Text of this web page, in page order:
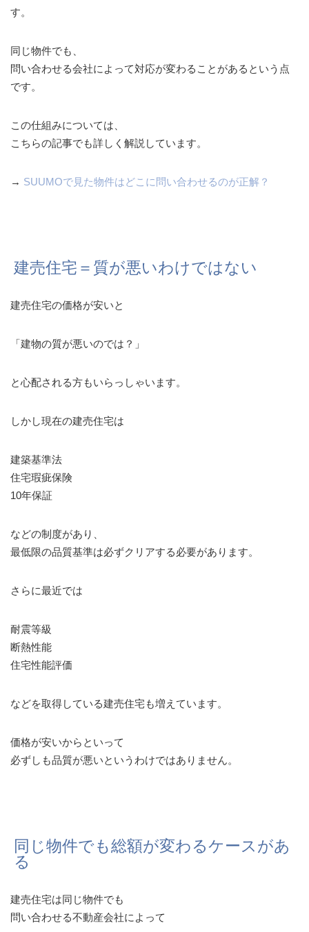
す。
同じ物件でも、
問い合わせる会社によって対応が変わることがあるという点
です。
この仕組みについては、
こちらの記事でも詳しく解説しています。
→ SUUMOで見た物件はどこに問い合わせるのが正解？
建売住宅＝質が悪いわけではない
建売住宅の価格が安いと
「建物の質が悪いのでは？」
と心配される方もいらっしゃいます。
しかし現在の建売住宅は
建築基準法
住宅瑕疵保険
10年保証
などの制度があり、
最低限の品質基準は必ずクリアする必要があります。
さらに最近では
耐震等級
断熱性能
住宅性能評価
などを取得している建売住宅も増えています。
価格が安いからといって
必ずしも品質が悪いというわけではありません。
同じ物件でも総額が変わるケースがあ
る
建売住宅は同じ物件でも
問い合わせる不動産会社によって